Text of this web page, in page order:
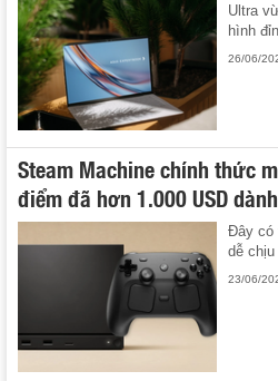
Ultra
hình
26/06/
Steam Machine chính thức
điểm đã hơn 1.000 USD
Đây có
dễ
23/06/